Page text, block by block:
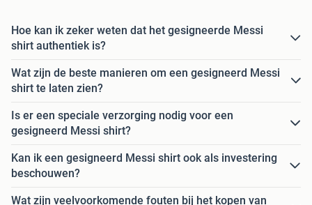
Hoe kan ik zeker weten dat het gesigneerde Messi
shirt authentiek is?
Wat zijn de beste manieren om een gesigneerd Messi
shirt te laten zien?
Is er een speciale verzorging nodig voor een
gesigneerd Messi shirt?
Kan ik een gesigneerd Messi shirt ook als investering
beschouwen?
Wat zijn veelvoorkomende fouten bij het kopen van